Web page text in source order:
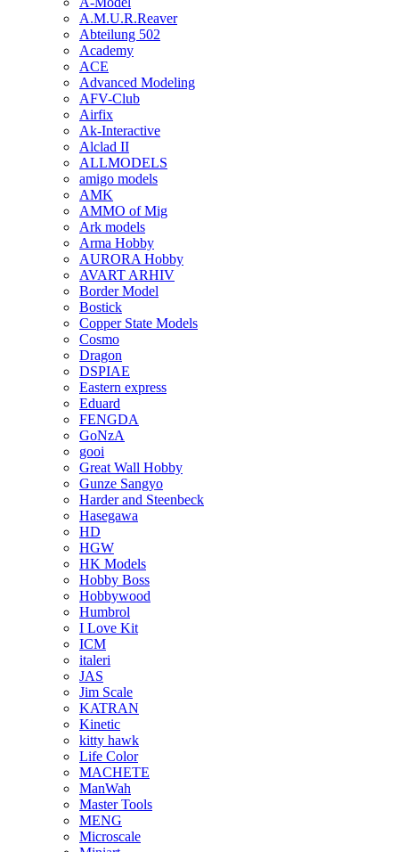
A.M.U.R.Reaver
Abteilung 502
Academy
ACE
Advanced Modeling
AFV-Club
Airfix
Ak-Interactive
Alclad II
ALLMODELS
amigo models
AMK
AMMO of Mig
Ark models
Arma Hobby
AURORA Hobby
AVART ARHIV
Border Model
Bostick
Copper State Models
Cosmo
Dragon
DSPIAE
Eastern express
Eduard
FENGDA
GoNzA
gooi
Great Wall Hobby
Gunze Sangyo
Harder and Steenbeck
Hasegawa
HD
HGW
HK Models
Hobby Boss
Hobbywood
Humbrol
I Love Kit
ICM
italeri
JAS
Jim Scale
KATRAN
Kinetic
kitty hawk
Life Color
MACHETE
ManWah
Master Tools
MENG
Microscale